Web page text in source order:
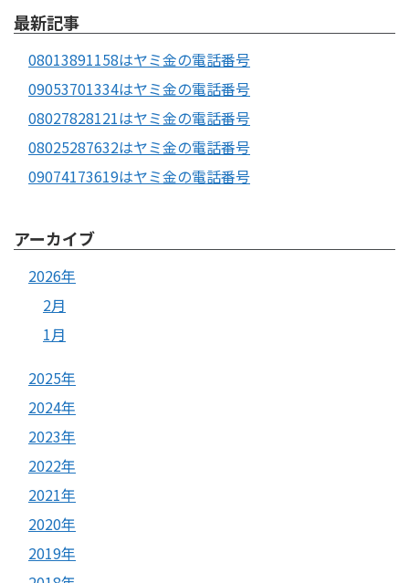
最新記事
08013891158はヤミ金の電話番号
09053701334はヤミ金の電話番号
08027828121はヤミ金の電話番号
08025287632はヤミ金の電話番号
09074173619はヤミ金の電話番号
アーカイブ
2026年
2月
1月
2025年
2024年
2023年
2022年
2021年
2020年
2019年